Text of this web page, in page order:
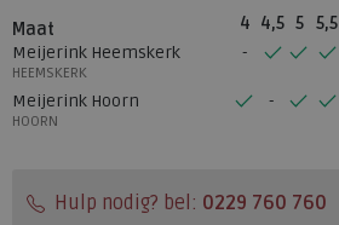
Maat 4 4,5 5 5,5
Meijerink Heemskerk
HEEMSKERK
Meijerink Hoorn
HOORN
Hulp nodig? bel: 0229 760 760